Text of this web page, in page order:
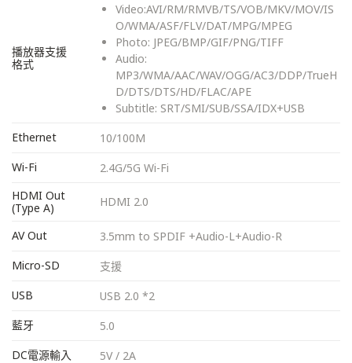
播放器支援
格式
Video:AVI/RM/RMVB/TS/VOB/MKV/MOV/IS
O/WMA/ASF/FLV/DAT/MPG/MPEG
Photo: JPEG/BMP/GIF/PNG/TIFF
Audio:
MP3/WMA/AAC/WAV/OGG/AC3/DDP/TrueH
D/DTS/DTS/HD/FLAC/APE
Subtitle: SRT/SMI/SUB/SSA/IDX+USB
Ethernet
10/100M
Wi-Fi
2.4G/5G Wi-Fi
HDMI Out
(Type A)
HDMI 2.0
AV Out
3.5mm to SPDIF +Audio-L+Audio-R
Micro-SD
支援
USB
USB 2.0 *2
藍牙
5.0
DC電源輸入
5V / 2A